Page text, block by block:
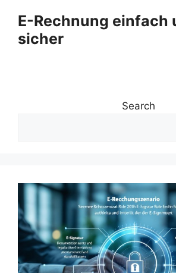
Inhalt
springen
E-Rechnung einfach
sicher
Search